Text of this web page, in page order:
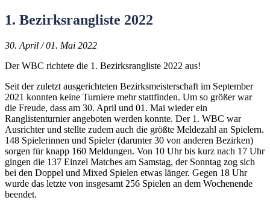
1. Bezirksrangliste 2022
30. April / 01. Mai 2022
Der WBC richtete die 1. Bezirksrangliste 2022 aus!
Seit der zuletzt ausgerichteten Bezirksmeisterschaft im September
2021 konnten keine Turniere mehr stattfinden. Um so größer war
die Freude, dass am 30. April und 01. Mai wieder ein
Ranglistenturnier angeboten werden konnte. Der 1. WBC war
Ausrichter und stellte zudem auch die größte Meldezahl an Spielern.
148 Spielerinnen und Spieler (darunter 30 von anderen Bezirken)
sorgen für knapp 160 Meldungen. Von 10 Uhr bis kurz nach 17 Uhr
gingen die 137 Einzel Matches am Samstag, der Sonntag zog sich
bei den Doppel und Mixed Spielen etwas länger. Gegen 18 Uhr
wurde das letzte von insgesamt 256 Spielen an dem Wochenende
beendet.